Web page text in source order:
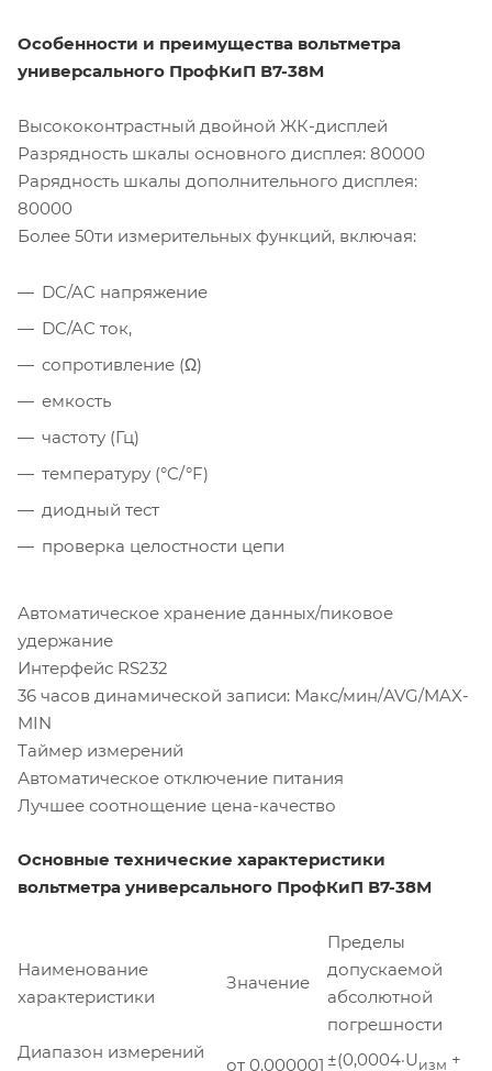
Особенности и преимущества вольтметра
универсального ПрофКиП В7-38М
Высококонтрастный двойной ЖК-дисплей
Разрядность шкалы основного дисплея: 80000
Рарядность шкалы дополнительного дисплея:
80000
Более 50ти измерительных функций, включая:
DC/AC напряжение
DC/AC ток,
сопротивление (Ω)
емкость
частоту (Гц)
температуру (°C/°F)
диодный тест
проверка целостности цепи
Автоматическое хранение данных/пиковое
удержание
Интерфейс RS232
36 часов динамической записи: Макс/мин/AVG/MAX-
MIN
Таймер измерений
Автоматическое отключение питания
Лучшее соотнощение цена-качество
Основные технические характеристики
вольтметра универсального ПрофКиП В7-38М
Наименование
характеристики
Значение
Пределы
допускаемой
абсолютной
погрешности
Диапазон измерений
от 0,000001 ±(0,0004·Uизм +